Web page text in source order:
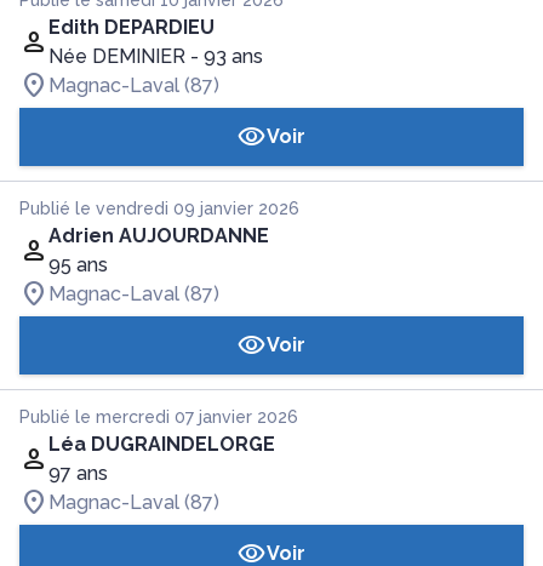
Edith DEPARDIEU
Née DEMINIER - 93 ans
Magnac-Laval (87)
Voir
Publié le vendredi 09 janvier 2026
Adrien AUJOURDANNE
95 ans
Magnac-Laval (87)
Voir
Publié le mercredi 07 janvier 2026
Léa DUGRAINDELORGE
97 ans
Magnac-Laval (87)
Voir